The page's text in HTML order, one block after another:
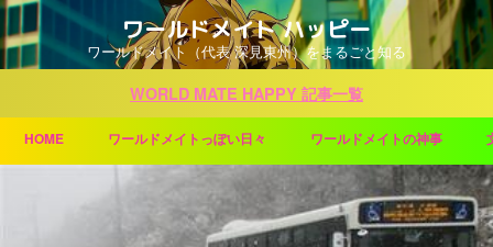
ワールドメイト ハッピー
ワールドメイト（代表 深見東州）をまるごと知る
WORLD MATE HAPPY 記事一覧
HOME ワールドメイトっぽい日々 ワールドメイトの神事